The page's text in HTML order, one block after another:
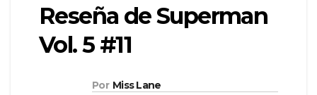
Reseña de Superman
Vol. 5 #11
Por Miss Lane